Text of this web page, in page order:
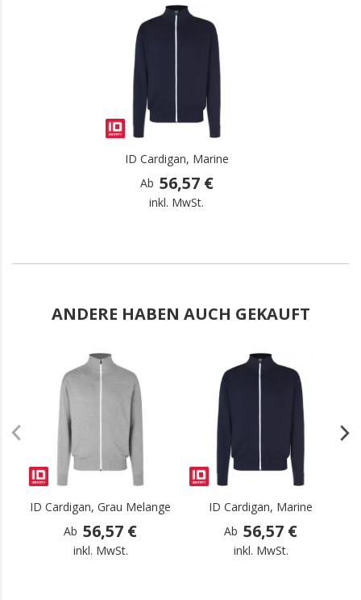
ID Cardigan, Marine
Ab 56,57 €
inkl. MwSt.
ANDERE HABEN AUCH GEKAUFT
ID Cardigan, Grau Melange
Ab 56,57 €
inkl. MwSt.
ID Cardigan, Marine
Ab 56,57 €
inkl. MwSt.